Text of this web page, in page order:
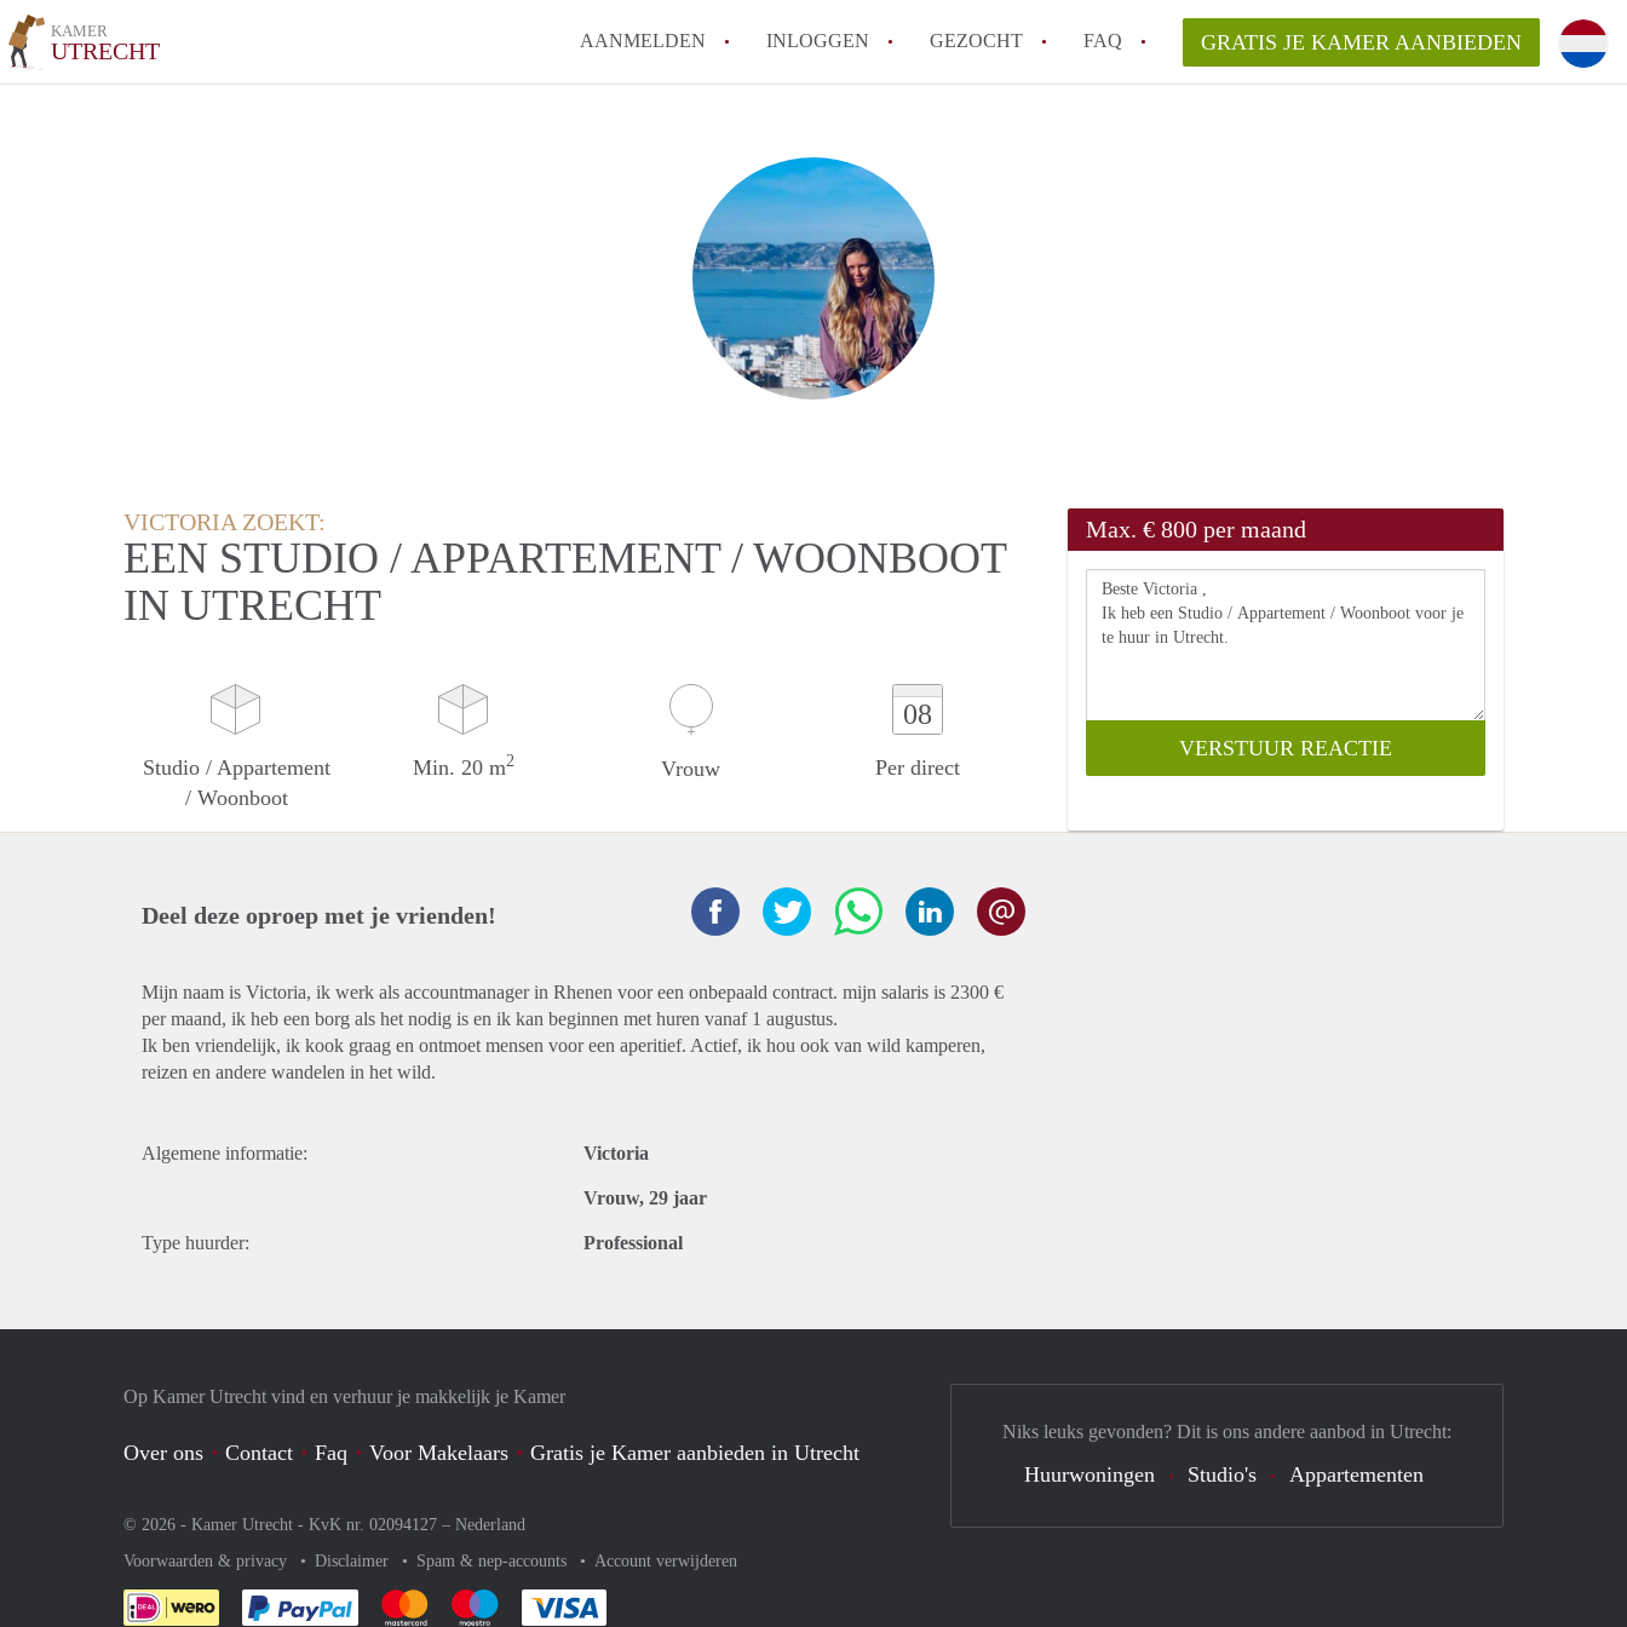
KAMER
UTRECHT AANMELDEN INLOGGEN GEZOCHT FAQ
Tips: om in Utrecht een kamer te vinden!
Hoe werkt Kamers Utrecht
How to translate KamersUtrecht!
Alle veelgestelde vragen
GRATIS JE KAMER AANBIEDEN
VICTORIA ZOEKT:
EEN STUDIO / APPARTEMENT / WOONBOOT
IN UTRECHT
Studio / Appartement
/ Woonboot
Min. 20 m2 Vrouw
08
Per direct
Max. € 800 per maand
Deel deze oproep met je vrienden!
Mijn naam is Victoria, ik werk als accountmanager in Rhenen voor een onbepaald contract. mijn salaris is 2300 €
per maand, ik heb een borg als het nodig is en ik kan beginnen met huren vanaf 1 augustus.
Ik ben vriendelijk, ik kook graag en ontmoet mensen voor een aperitief. Actief, ik hou ook van wild kamperen,
reizen en andere wandelen in het wild.
Algemene informatie: Victoria
Vrouw, 29 jaar
Type huurder: Professional
Op Kamer Utrecht vind en verhuur je makkelijk je Kamer
Over ons Contact Faq Voor Makelaars Gratis je Kamer aanbieden in Utrecht
© 2026 - Kamer Utrecht - KvK nr. 02094127 – Nederland
Voorwaarden & privacy
Disclaimer Spam & nep-accounts Account verwijderen
Je rekent gemakkelijk af met Paypal
Je rekent gemakkelijk af met Mastercard
Je rekent gemakkelijk af met Meastro
Niks leuks gevonden? Dit is ons andere aanbod in Utrecht:
Huurwoningen Studio's Appartementen